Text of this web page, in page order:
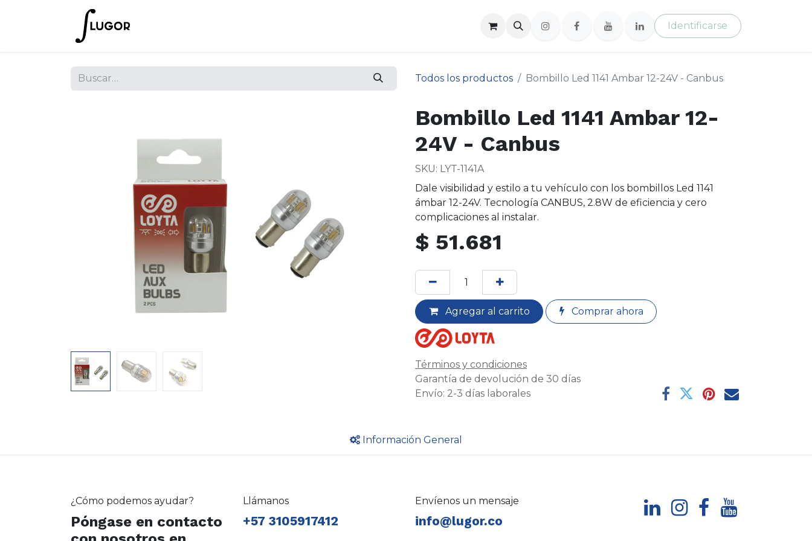
Identificarse
Todos los productos Bombillo Led 1141 Ambar 12-24V - Canbus
Bombillo Led 1141 Ambar 12-
24V - Canbus
SKU: LYT-1141A
Dale visibilidad y estilo a tu vehículo con los bombillos Led 1141
ámbar 12-24V. Tecnología CANBUS, 2.8W de eficiencia y cero
complicaciones al instalar.
$ 51.681
Agregar al carrito Comprar ahora
Términos y condiciones
Garantía de devolución de 30 días
Envío: 2-3 días laborales
Información General
¿Cómo podemos ayudar?
Póngase en contacto
Llámanos
+57 3105917412
Envíenos un mensaje
info@lugor.co